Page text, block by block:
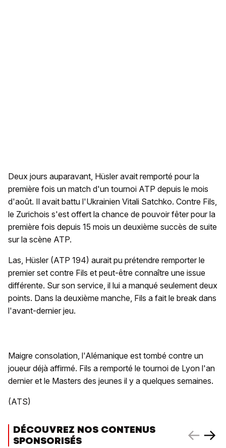
Deux jours auparavant, Hüsler avait remporté pour la
première fois un match d'un tournoi ATP depuis le mois
d'août. Il avait battu l'Ukrainien Vitali Satchko. Contre Fils,
le Zurichois s'est offert la chance de pouvoir fêter pour la
première fois depuis 15 mois un deuxième succès de suite
sur la scène ATP.
Las, Hüsler (ATP 194) aurait pu prétendre remporter le
premier set contre Fils et peut-être connaître une issue
différente. Sur son service, il lui a manqué seulement deux
points. Dans la deuxième manche, Fils a fait le break dans
l'avant-dernier jeu.
Maigre consolation, l'Alémanique est tombé contre un
joueur déjà affirmé. Fils a remporté le tournoi de Lyon l'an
dernier et le Masters des jeunes il y a quelques semaines.
(ATS)
DÉCOUVREZ NOS CONTENUS
SPONSORISÉS